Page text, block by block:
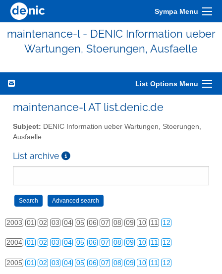
Sympa Menu
maintenance-l - DENIC Information ueber
Wartungen, Stoerungen, Ausfaelle
List Options Menu
maintenance-l AT list.denic.de
Subject: DENIC Information ueber Wartungen, Stoerungen,
Ausfaelle
List archive
2003 01 02 03 04 05 06 07 08 09 10 11 12
2004 01 02 03 04 05 06 07 08 09 10 11 12
2005 01 02 03 04 05 06 07 08 09 10 11 12